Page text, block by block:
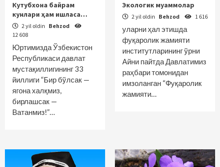
Кутубхона байрам
кунлари ҳам ишласа…
2 yil oldin Behzod
12 608
Юртимизда Ўзбекистон
Республикаси давлат
мустақиллигининг 33
йиллиги “Бир бўлсак —
ягона халқмиз,
бирлашсак —
Ватанмиз!”…
Экологик муаммолар
2 yil oldin Behzod 1 616
уларни ҳал этишда
фуқаролик жамияти
институтларининг ўрни
Айни пайтда Давлатимиз
раҳбари томонидан
имзоланган “Фуқаролик
жамияти…